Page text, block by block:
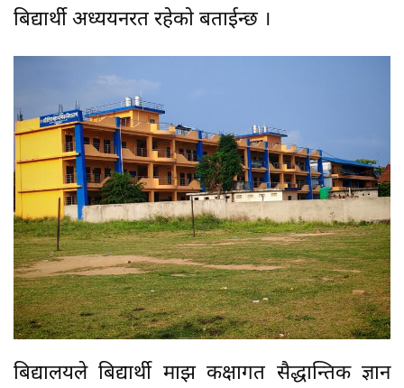
बिद्यार्थी अध्ययनरत रहेकाे बताईन्छ ।
बिद्यालयले बिद्यार्थी माझ कक्षागत सैद्धान्तिक ज्ञान